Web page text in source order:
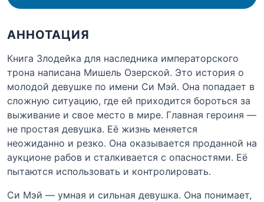
АННОТАЦИЯ
Книга Злодейка для наследника императорского
трона написана Мишель Озерской. Это история о
молодой девушке по имени Си Мэй. Она попадает в
сложную ситуацию, где ей приходится бороться за
выживание и свое место в мире. Главная героиня —
не простая девушка. Её жизнь меняется
неожиданно и резко. Она оказывается проданной на
аукционе рабов и сталкивается с опасностями. Её
пытаются использовать и контролировать.
Си Мэй — умная и сильная девушка. Она понимает,